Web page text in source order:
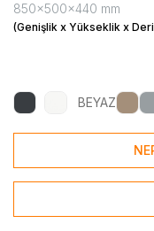
850x500x440 mm
(Genişlik x Yükseklik x
BEYAZ